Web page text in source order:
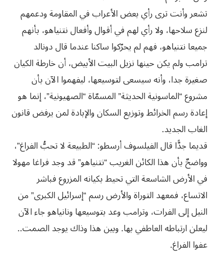
تشعر وأنت ترى رأي بعض الأعراب في المقاومة ودعمهم
لنزع سلاحها، ولا رأي لهم في أقوال وأفعال نتنياهو، بأنهم
جميعا نتنياهو، فهم لم يحرّكوا ساكنا عندما قال دونالد
ترامب ولم يكن حينها نزيل البيت الأبيض، أن خارطة الكيان
صغيرة جدا، وأنه سيسعى لتوسيعها، ليفهموا الآن بأن
مشروع “الماسونية الحديثة” المسمّاة “الصهيونية”، إنما هو
إعادة رسم الخرائط وتوزيع السكان والإبادة لمن يرفض قانون
الغاب الجديد.
قديما جدًّا قال الفيلسوف أرسطو: “الطبيعة لا تحبُّ الفراغ”،
وواضحٌ بأن هذا الكائن الغريب “نتنياهو” قد وجد فراغا مهولا
في الأرض الشاسعة التي تحيط بكيانه المزروع فباشر
الاتساع، فمعهد التوراة والأرض رسم “إسرائيل الكبرى” من
النيل إلى الفرات، وترامب وعد بتوسيعها ونانياهو جاء الآن
ليعلن ارتباطه العاطفي بها. وبين هذا وذاك يوجد الصمت..
عفوا الفراغ.